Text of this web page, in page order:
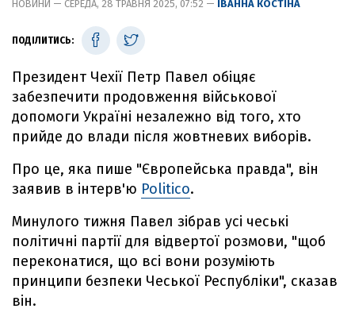
НОВИНИ — СЕРЕДА, 28 ТРАВНЯ 2025, 07:52 — ІВАННА КОСТІНА
ПОДІЛИТИСЬ:
Президент Чехії Петр Павел обіцяє
забезпечити продовження військової
допомоги Україні незалежно від того, хто
прийде до влади після жовтневих виборів.
Про це, яка пише "Європейська правда", він
заявив в інтерв'ю Politico.
Минулого тижня Павел зібрав усі чеські
політичні партії для відвертої розмови, "щоб
переконатися, що всі вони розуміють
принципи безпеки Чеської Республіки", сказав
він.